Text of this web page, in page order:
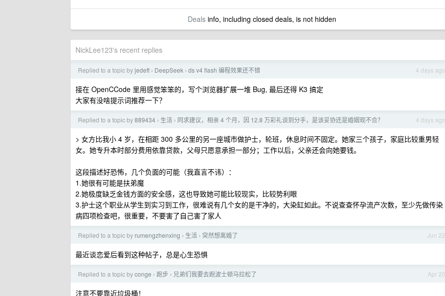
Dealsinfo, including closed deals, is not hidden
NickLee123's recent replies
4 days ago
Replied to a topic byjedeft › DeepSeek › ds v4 flash 编程效果还不错
接在 OpenCCode 里用感觉笨笨的，写个浏览器扩展一堆 Bug, 最后还得 K3 搞定
大家有没啥提示词推荐一下？
4 days ago
Replied to a topic by889434 › 生活 › 同求建议，相亲 4 个月，因 12.8 万彩礼谈到分手，是该妥协还是婚姻观不合？
> 女方比我小 4 岁，在相距 300 多公里的另一座城市做护士，轮班，休息时间不固定。她家三个孩子，家庭比较重男轻
女。她专升本时部分费用依靠贷款，父母只愿意承担一部分；工作以后，父亲还会向她要钱。
这段描述好恐怖，几个负面的可能（我直言不讳）：
1.她很有可能是扶弟魔
2.她极度缺乏金钱方面的安全感，这也导致她可能比较现实，比较势利眼
3.护士这个职业从学生到实习到工作，很难说有几个女的是干净的，大染缸如此。不说查查怀孕流产次数，至少先做传染
病四项检查吧，很重要，不要害了自己害了家人
Jun 22
Replied to a topic by rumengzhenxing › 生活 › 突然想离婚了
最近谈恋爱后看到这种帖子，总是心生恐惧
Apr 20
Replied to a topic byconge › 跑步 › 兄弟们我要去跑波士顿马拉松了
注意不要靠近垃圾桶！